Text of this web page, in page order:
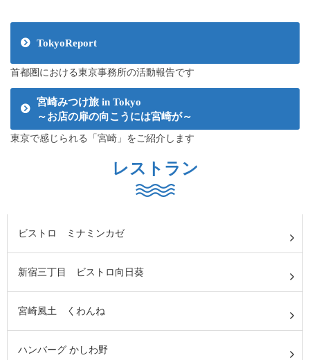
TokyoReport
首都圏における東京事務所の活動報告です
宮崎みつけ旅 in Tokyo
～お店の扉の向こうには宮崎が～
東京で感じられる「宮崎」をご紹介します
レストラン
ビストロ ミナミンカゼ
新宿三丁目 ビストロ向日葵
宮崎風土 くわんね
ハンバーグ かしわ野